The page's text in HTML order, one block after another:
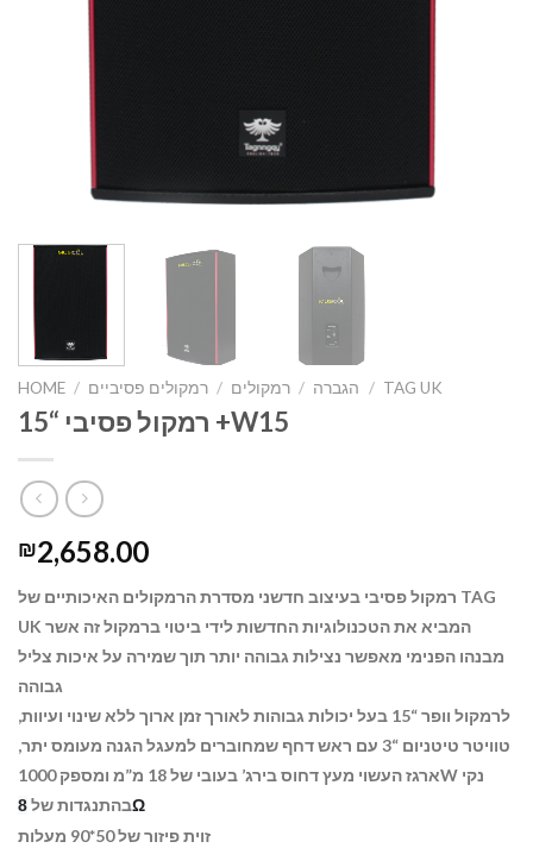
HOME / הגברה / רמקולים / רמקולים פסיביים / TAG UK
רמקול פסיבי “15 +W15
₪2,658.00
רמקול פסיבי בעיצוב חדשני מסדרת הרמקולים האיכותיים של TAG
UK המביא את הטכנולוגיות החדשות לידי ביטוי ברמקול זה אשר
מבנהו הפנימי מאפשר נצילות גבוהה יותר תוך שמירה על איכות צליל
גבוהה
לרמקול וופר “15 בעל יכולות גבוהות לאורך זמן ארוך ללא שינוי ועיוות,
טוויטר טיטניום “3 עם ראש דחף שמחוברים למעגל הגנה מעומס יתר,
ארגז העשוי מעץ דחוס בירג’ בעובי של 18 מ”מ ומספק
1000W נקי
בהתנגדות של8 Ω
זוית פיזור של 50*90 מעלות